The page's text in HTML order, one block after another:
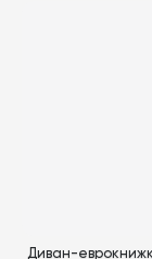
Диван-